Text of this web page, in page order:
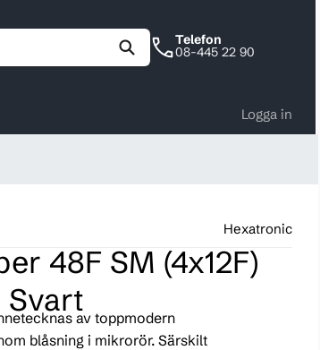
Telefon
08-445 22 90
Logga in
Hexatronic
48F SM (4x12F)
Svartav toppmodern
blåsning i mikrorör. Särskilt